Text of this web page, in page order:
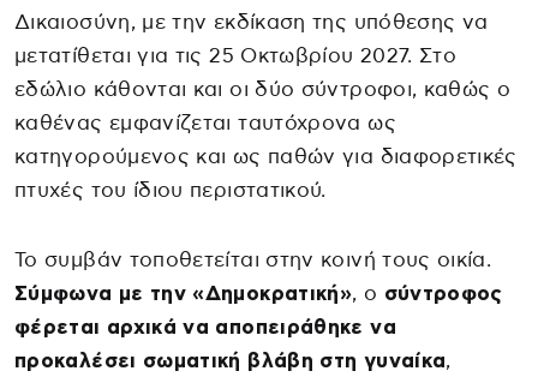
Δικαιοσύνη, με την εκδίκαση της υπόθεσης να
μετατίθεται για τις 25 Οκτωβρίου 2027. Στο
εδώλιο κάθονται και οι δύο σύντροφοι, καθώς ο
καθένας εμφανίζεται ταυτόχρονα ως
κατηγορούμενος και ως παθών για διαφορετικές
πτυχές του ίδιου περιστατικού.
Το συμβάν τοποθετείται στην κοινή τους οικία.
Σύμφωνα με την «Δημοκρατική», ο σύντροφος
φέρεται αρχικά να αποπειράθηκε να
προκαλέσει σωματική βλάβη στη γυναίκα,